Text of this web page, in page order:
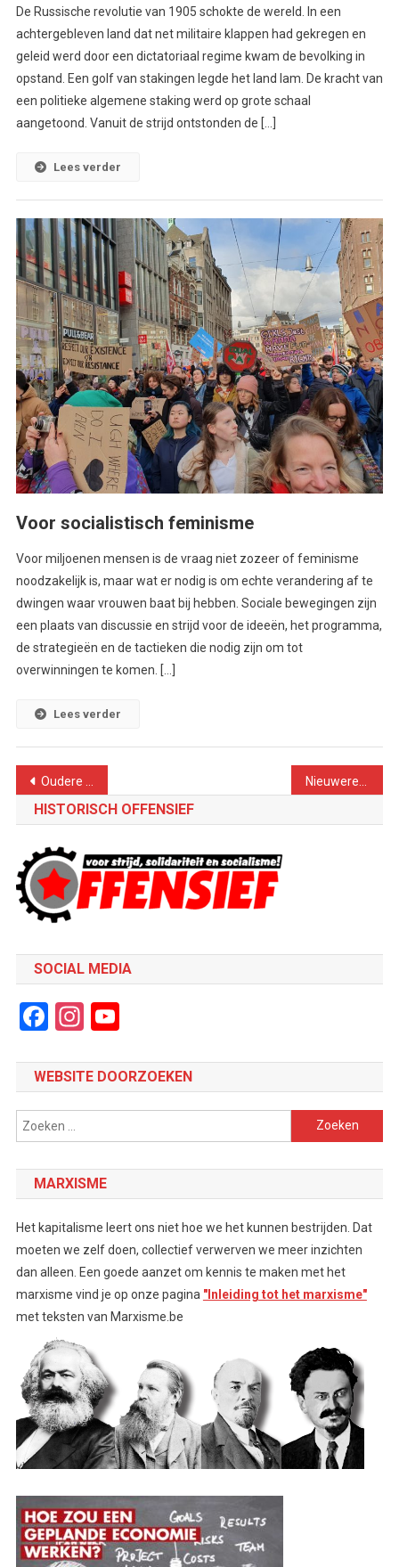
De Russische revolutie van 1905 schokte de wereld. In een
achtergebleven land dat net militaire klappen had gekregen en
geleid werd door een dictatoriaal regime kwam de bevolking in
opstand. Een golf van stakingen legde het land lam. De kracht van
een politieke algemene staking werd op grote schaal
aangetoond. Vanuit de strijd ontstonden de […]
Lees verder
Voor socialistisch feminisme
Voor miljoenen mensen is de vraag niet zozeer of feminisme
noodzakelijk is, maar wat er nodig is om echte verandering af te
dwingen waar vrouwen baat bij hebben. Sociale bewegingen zijn
een plaats van discussie en strijd voor de ideeën, het programma,
de strategieën en de tactieken die nodig zijn om tot
overwinningen te komen. […]
Lees verder
Berichtennavigatie
Oudere berichten
HISTORISCH OFFENSIEF
SOCIAL MEDIA
Facebook
Instagram
YouTube
WEBSITE DOORZOEKEN
Zoeken
naar:
MARXISME
Het kapitalisme leert ons niet hoe we het kunnen bestrijden. Dat
moeten we zelf doen, collectief verwerven we meer inzichten
dan alleen. Een goede aanzet om kennis te maken met het
marxisme vind je op onze pagina "Inleiding tot het marxisme"
met teksten van Marxisme.be